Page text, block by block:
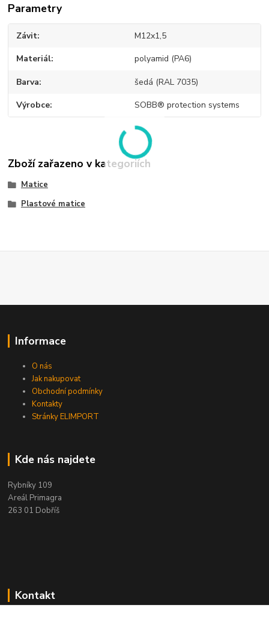
Parametry
Závit M12x1,5
Materiál polyamid (PA6)
Barva šedá (RAL 7035)
Výrobce SOBB® protection systems
Zboží zařazeno v kategoriích
Matice
Plastové matice
Informace
O nás
Jak nakupovat
Obchodní podmínky
Kontakty
Stránky ELIMPORT
Kde nás najdete
Rybníky 109
Areál Primagra
263 01 Dobříš
Kontakt